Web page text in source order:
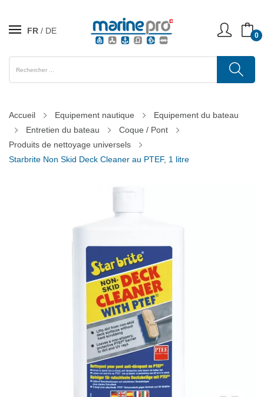
FR DE 0
Accueil Equipement nautique
Equipement du bateau
Entretien du bateau
Coque / Pont
Produits de nettoyage universels
Starbrite Non Skid Deck Cleaner au PTEF, 1 litre